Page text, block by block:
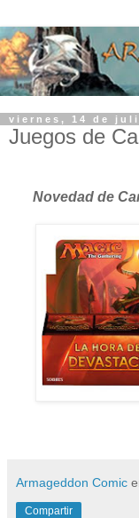
viernes, 14 de
Juegos de
Novedad de
Armageddon Comic
Compartir